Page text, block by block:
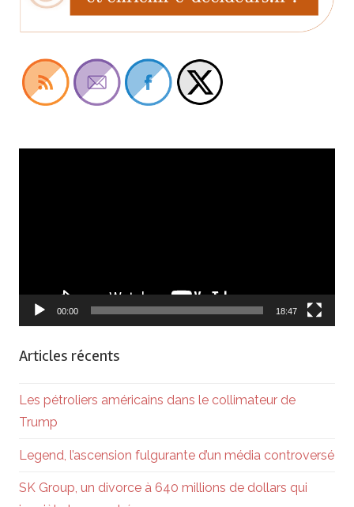
00:00 18:47
Articles récents
Les pétroliers américains dans le collimateur de
Trump
Legend, l’ascension fulgurante d’un média controversé
SK Group, un divorce à 640 millions de dollars qui